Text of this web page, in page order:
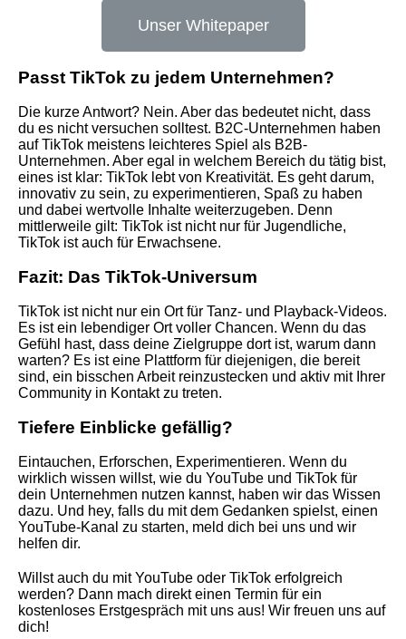
Unser Whitepaper
Passt TikTok zu jedem Unternehmen?
Die kurze Antwort? Nein. Aber das bedeutet nicht, dass
du es nicht versuchen solltest. B2C-Unternehmen haben
auf TikTok meistens leichteres Spiel als B2B-
Unternehmen. Aber egal in welchem Bereich du tätig bist,
eines ist klar: TikTok lebt von Kreativität. Es geht darum,
innovativ zu sein, zu experimentieren, Spaß zu haben
und dabei wertvolle Inhalte weiterzugeben. Denn
mittlerweile gilt: TikTok ist nicht nur für Jugendliche,
TikTok ist auch für Erwachsene.
Fazit: Das TikTok-Universum
TikTok ist nicht nur ein Ort für Tanz- und Playback-Videos.
Es ist ein lebendiger Ort voller Chancen. Wenn du das
Gefühl hast, dass deine Zielgruppe dort ist, warum dann
warten? Es ist eine Plattform für diejenigen, die bereit
sind, ein bisschen Arbeit reinzustecken und aktiv mit Ihrer
Community in Kontakt zu treten.
Tiefere Einblicke gefällig?
Eintauchen, Erforschen, Experimentieren. Wenn du
wirklich wissen willst, wie du YouTube und TikTok für
dein Unternehmen nutzen kannst, haben wir das Wissen
dazu. Und hey, falls du mit dem Gedanken spielst, einen
YouTube-Kanal zu starten, meld dich bei uns und wir
helfen dir.
Willst auch du mit YouTube oder TikTok erfolgreich
werden? Dann mach direkt einen Termin für ein
kostenloses Erstgespräch mit uns aus! Wir freuen uns auf
dich!